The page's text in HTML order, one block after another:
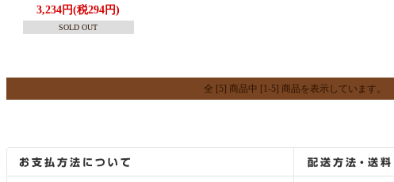
3,234円(税294円)
SOLD OUT
全 [5] 商品中 [1-5] 商品を表示しています。